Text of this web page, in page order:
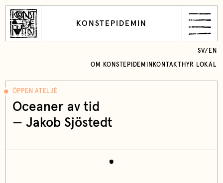
KONSTEPIDEMIN
OM KONSTEPIDEMIN KONTAKT HYR LOKAL
SV/ EN
ÖPPEN ATELJÉ
Oceaner av tid
— Jakob Sjöstedt